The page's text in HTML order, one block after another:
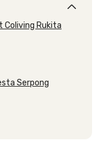
Coliving Rukita
Serpong